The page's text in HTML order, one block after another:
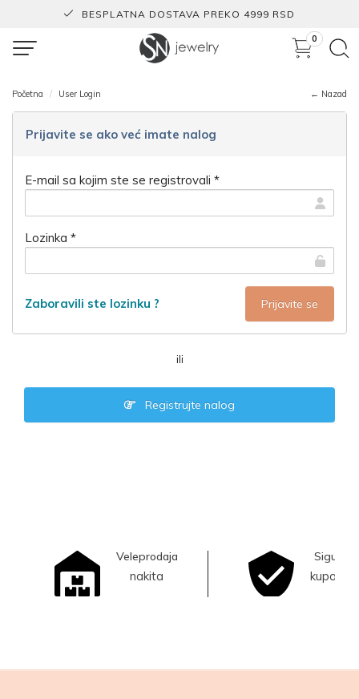
BESPLATNA DOSTAVA PREKO 4999 RSD
0
Početna User Login ← Nazad
Prijavite se ako već imate nalog
E-mail sa kojim ste se registrovali *
Lozinka *
Zaboravili ste lozinku ?
ili
Registrujte nalog
Veleprodaja
nakita
Sigurna
kupovina